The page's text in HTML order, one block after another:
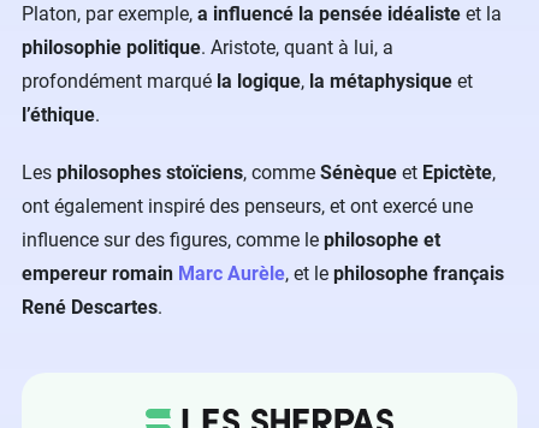
Platon, par exemple, a influencé la pensée idéaliste et la
philosophie politique. Aristote, quant à lui, a
profondément marqué la logique, la métaphysique et
l’éthique.
Les philosophes stoïciens, comme Sénèque et Epictète,
ont également inspiré des penseurs, et ont exercé une
influence sur des figures, comme le philosophe et
empereur romain Marc Aurèle, et le philosophe français
René Descartes.